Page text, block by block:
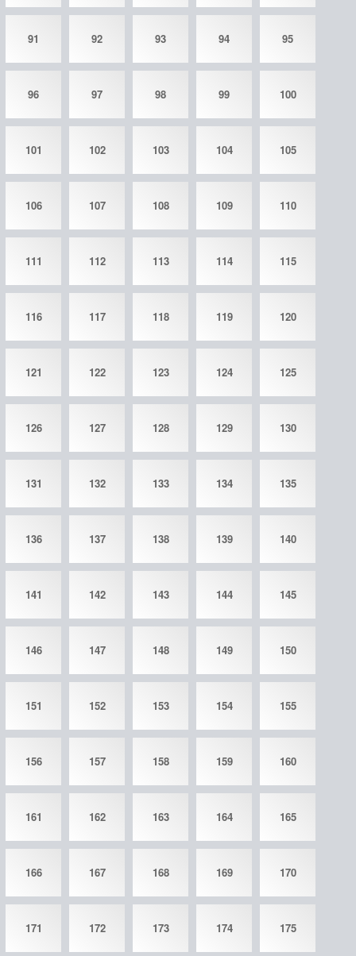
91 92 93 94 95
96 97 98 99 100
101 102 103 104 105
106 107 108 109 110
111 112 113 114 115
116 117 118 119 120
121 122 123 124 125
126 127 128 129 130
131 132 133 134 135
136 137 138 139 140
141 142 143 144 145
146 147 148 149 150
151 152 153 154 155
156 157 158 159 160
161 162 163 164 165
166 167 168 169 170
171 172 173 174 175